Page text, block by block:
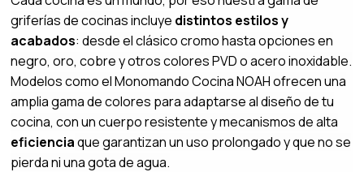
griferías de cocinas incluye distintos estilos y
acabados: desde el clásico cromo hasta opciones en
negro, oro, cobre y otros colores PVD o acero inoxidable.
Modelos como el Monomando Cocina NOAH ofrecen una
amplia gama de colores para adaptarse al diseño de tu
cocina, con un cuerpo resistente y mecanismos de alta
eficienciaque garantizan un uso prolongado y que no se
pierda ni una gota de agua.